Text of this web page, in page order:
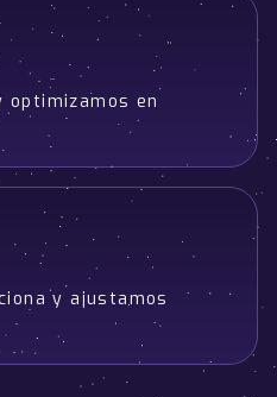
optimizamos en
y ajustamos